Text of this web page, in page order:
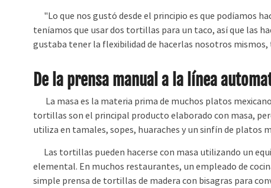
"Lo que nos gustó desde el principio es que podíamos
teníamos que usar dos tortillas para un taco, así que las
gustaba tener la flexibilidad de hacerlas nosotros
De la prensa manual a la línea
La masa es la materia prima de muchos platos
tortillas son el principal producto elaborado con masa,
utiliza en tamales, sopes, huaraches y un sinfín de platos
Las tortillas pueden hacerse con masa utilizando un
elemental. En muchos restaurantes, un empleado de
simple prensa de tortillas de madera con bisagras para